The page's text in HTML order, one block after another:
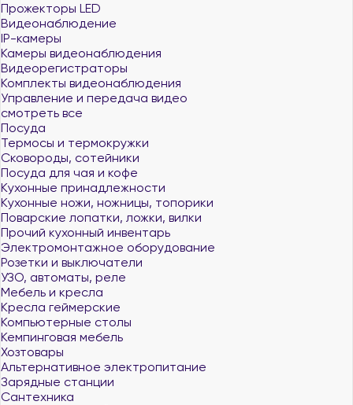
Прожекторы LED
Видеонаблюдение
IP-камеры
Камеры видеонаблюдения
Видеорегистраторы
Комплекты видеонаблюдения
Управление и передача видео
смотреть все
Посуда
Термосы и термокружки
Сковороды, сотейники
Посуда для чая и кофе
Кухонные принадлежности
Кухонные ножи, ножницы, топорики
Поварские лопатки, ложки, вилки
Прочий кухонный инвентарь
Электромонтажное оборудование
Розетки и выключатели
УЗО, автоматы, реле
Мебель и кресла
Кресла геймерские
Компьютерные столы
Кемпинговая мебель
Хозтовары
Альтернативное электропитание
Зарядные станции
Сантехника